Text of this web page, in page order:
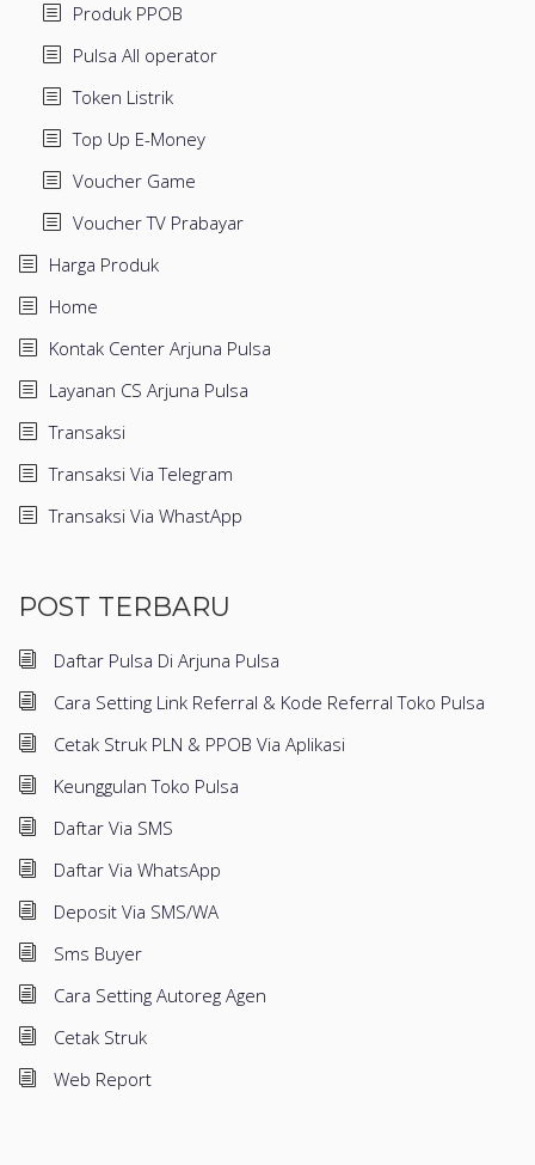
Produk PPOB
Pulsa All operator
Token Listrik
Top Up E-Money
Voucher Game
Voucher TV Prabayar
Harga Produk
Home
Kontak Center Arjuna Pulsa
Layanan CS Arjuna Pulsa
Transaksi
Transaksi Via Telegram
Transaksi Via WhastApp
POST TERBARU
Daftar Pulsa Di Arjuna Pulsa
Cara Setting Link Referral & Kode Referral Toko Pulsa
Cetak Struk PLN & PPOB Via Aplikasi
Keunggulan Toko Pulsa
Daftar Via SMS
Daftar Via WhatsApp
Deposit Via SMS/WA
Sms Buyer
Cara Setting Autoreg Agen
Cetak Struk
Web Report